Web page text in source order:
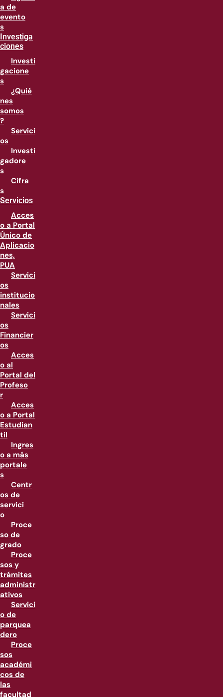
a de
evento
s
Investiga
ciones
Investi
gacione
s
¿Quié
nes
somos
?
Servici
os
Investi
gadore
s
Cifra
s
Servicios
Acces
o a Portal
Único de
Aplicacio
nes,
PUA
Servici
os
institucio
nales
Servici
os
Financier
os
Acces
o al
Portal del
Profeso
r
Acces
o a Portal
Estudian
til
Ingres
o a más
portale
s
Centr
os de
servici
o
Proce
so de
grado
Proce
sos y
trámites
administr
ativos
Servici
o de
parquea
dero
Proce
sos
académi
cos de
las
facultad